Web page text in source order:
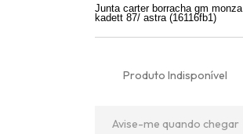
Junta carter borracha gm monza
kadett 87/ astra (16116fb1)
Produto Indisponível
Avise-me quando chegar